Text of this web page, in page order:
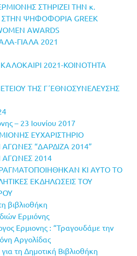
ΣΤΗΡΙΖΕΙ ΤΗΝ κ.
ΨΗΦΟΦΟΡΙΑ GREEK
AWARDS
ΓΙΑΛΑ 2021
2021-ΚΟΙΝΟΤΗΤΑ
ΤΗΣ Γ΄ΕΘΝΟΣΥΝΕΛΕΥΣΗΣ
– 23 Ιουνίου 2017
ΕΥΧΑΡΙΣΤΗΡΙΟ
“ΔΑΡΔΙΖΑ 2014”
ΑΓΩΝΕΣ 2014
ΚΙ ΑΥΤΟ ΤΟ
ΕΚΔΗΛΩΣΕΙΣ ΤΟΥ
βιβλιοθήκη
Ερμιόνης
Ερμιονης : “Τραγουδάμε την
Αργολίδας
τη Δημοτική Βιβλιοθήκη